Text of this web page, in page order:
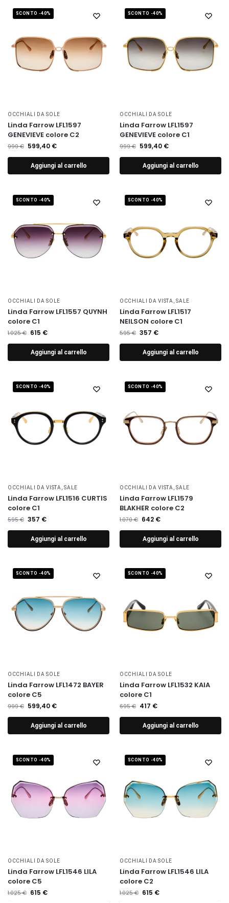
SCONTO -40%
OCCHIALI DA SOLE
Linda Farrow LFL1597
GENEVIEVE colore C2
999€ 599,40 €
Aggiungi al carrello
SCONTO -40%
OCCHIALI DA SOLE
Linda Farrow LFL1597
GENEVIEVE colore C1
999€ 599,40 €
Aggiungi al carrello
SCONTO -40%
OCCHIALI DA SOLE
Linda Farrow LFL1557 QUYNH
colore C1
1.025€ 615 €
Aggiungi al carrello
SCONTO -40%
OCCHIALI DA VISTA ,SALE
Linda Farrow LFL1517
NEILSON colore C1
595€ 357 €
Aggiungi al carrello
SCONTO -40%
OCCHIALI DA VISTA ,SALE
Linda Farrow LFL1516 CURTIS
colore C1
595€ 357 €
Aggiungi al carrello
SCONTO -40%
OCCHIALI DA VISTA ,SALE
Linda Farrow LFL1579
BLAKHER colore C2
1.070€ 642 €
Aggiungi al carrello
SCONTO -40%
OCCHIALI DA SOLE
Linda Farrow LFL1472 BAYER
colore C5
999€ 599,40 €
Aggiungi al carrello
SCONTO -40%
OCCHIALI DA SOLE
Linda Farrow LFL1532 KAIA
colore C1
695€ 417 €
Aggiungi al carrello
SCONTO -40%
OCCHIALI DA SOLE
Linda Farrow LFL1546 LILA
colore C5
1.025€ 615 €
SCONTO -40%
OCCHIALI DA SOLE
Linda Farrow LFL1546 LILA
colore C2
1.025€ 615 €